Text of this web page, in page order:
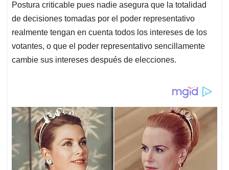
Postura criticable pues nadie asegura que la totalidad
de decisiones tomadas por el poder representativo
realmente tengan en cuenta todos los intereses de los
votantes, o que el poder representativo sencillamente
cambie sus intereses después de elecciones.